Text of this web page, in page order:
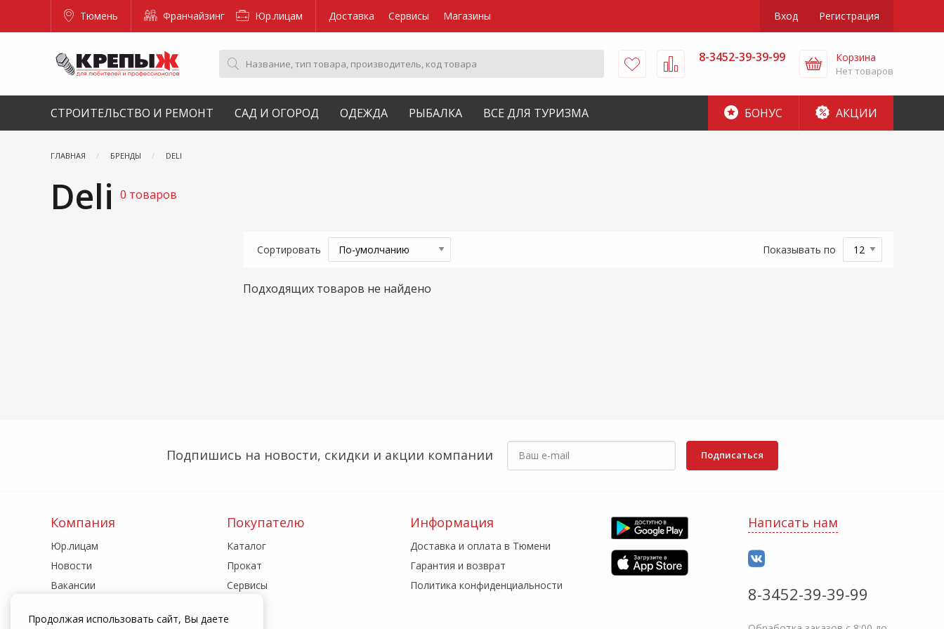
Тюмень Франчайзинг Юр.лицам Доставка Сервисы Магазины Вход Регистрация
8-3452-39-39-99 Корзина
Нет товаров
СТРОИТЕЛЬСТВО И РЕМОНТ САД И ОГОРОД ОДЕЖДА РЫБАЛКА ВСЕ ДЛЯ ТУРИЗМА БОНУС АКЦИИ
ГЛАВНАЯ БРЕНДЫ DELI
Deli 0 товаров
Сортировать Показывать по
Подходящих товаров не найдено
Подпишись на новости, скидки и акции компании Подписаться
Компания
Юр.лицам
Новости
Вакансии
Адреса магазинов
Покупателю
Каталог
Прокат
Сервисы
Статьи
Информация
Доставка и оплата в Тюмени
Гарантия и возврат
Политика конфиденциальности
Написать нам
8-3452-39-39-99
Продолжая использовать сайт, Вы даете